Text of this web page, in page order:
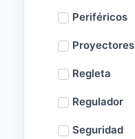
Periféricos
Proyectores
Regleta
Regulador
Seguridad